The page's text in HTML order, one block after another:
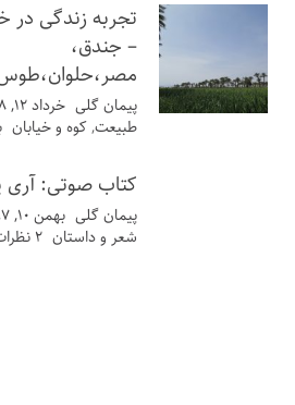
– جندق،
پیمان گلی خرداد ۱۲, ۱۳۹۸
طبیعت,کوه و خیابان
کتاب صوتی: آری
پیمان گلی بهمن ۱۰, ۱۳۹۷
شعر و داستان ۲ نظرات